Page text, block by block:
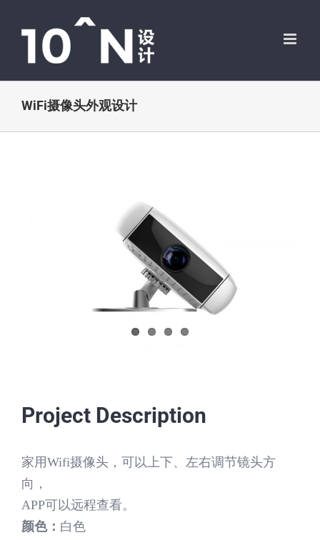
WiFi摄像头外观设计
Project Description
家用Wifi摄像头，可以上下、左右调节镜头方
向，
APP可以远程查看。
颜色： 白色